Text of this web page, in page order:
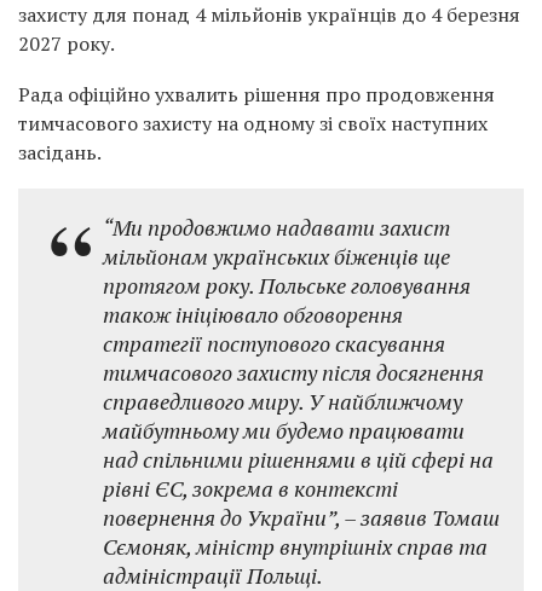
захисту для понад 4 мільйонів українців до 4 березня
2027 року.
Рада офіційно ухвалить рішення про продовження
тимчасового захисту на одному зі своїх наступних
засідань.
“Ми продовжимо надавати захист
мільйонам українських біженців ще
протягом року. Польське головування
також ініціювало обговорення
стратегії поступового скасування
тимчасового захисту після досягнення
справедливого миру. У найближчому
майбутньому ми будемо працювати
над спільними рішеннями в цій сфері на
рівні ЄС, зокрема в контексті
повернення до України”, – заявив Томаш
Сємоняк, міністр внутрішніх справ та
адміністрації Польщі.